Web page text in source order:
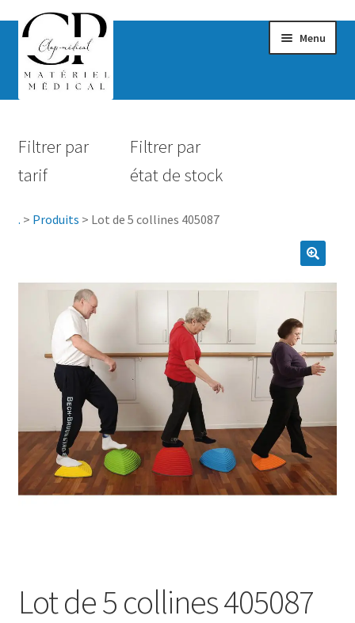
Menu
Hygiène
Accessoires Salle de bain
Vêtements & Chaussures
Sécurité
0.00 €
Filtrer par
tarif
Filtrer par
état de stock
. > Produits > Lot de 5 collines 405087
Lot de 5 collines 405087